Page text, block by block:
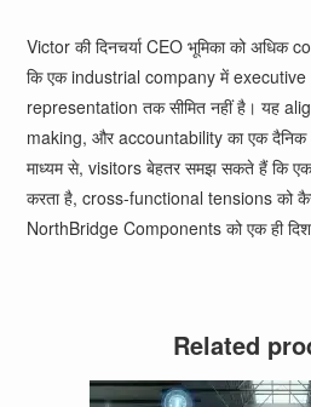
Victor की दिनचर्या CEO भूमिका को अधिक
कि एक industrial company में
representation तक सीमित नहीं है। यह
making, और accountability का एक
माध्यम से, visitors बेहतर समझ सकते हैं कि
करता है, cross-functional tensions को
NorthBridge Components को एक ही
Related